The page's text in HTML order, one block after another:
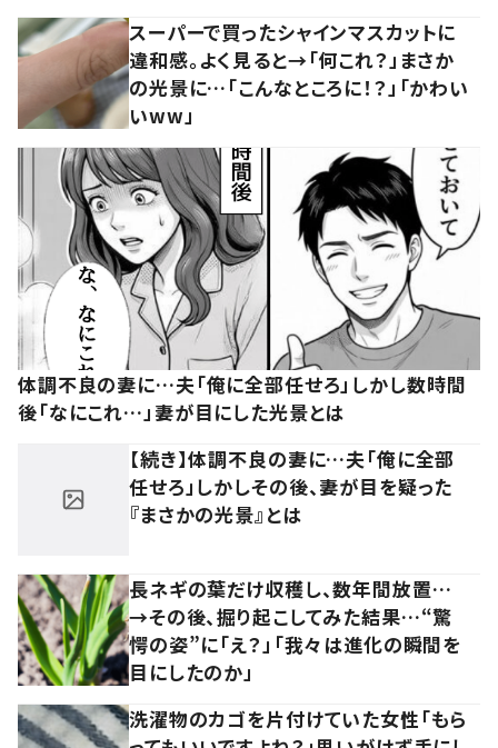
スーパーで買ったシャインマスカットに
違和感。よく見ると→「何これ？」まさか
の光景に…「こんなところに！？」「かわい
いww」
体調不良の妻に…夫「俺に全部任せろ」しかし数時間
後「なにこれ…」妻が目にした光景とは
【続き】体調不良の妻に…夫「俺に全部
任せろ」しかしその後、妻が目を疑った
『まさかの光景』とは
長ネギの葉だけ収穫し、数年間放置…
→その後、掘り起こしてみた結果…“驚
愕の姿”に「え？」「我々は進化の瞬間を
目にしたのか」
洗濯物のカゴを片付けていた女性「もら